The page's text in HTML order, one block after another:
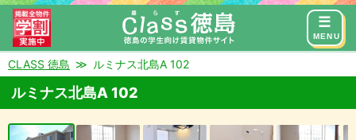
MENU
来店予約 お問い合わせ
CLASS 徳島 ルミナス北島A 102
ルミナス北島A 102